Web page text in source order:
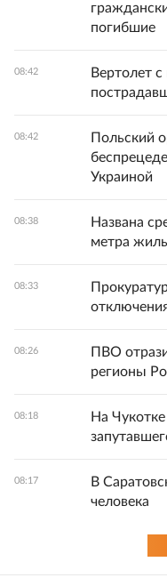
погибшие
08:42
Вертолет
08:42
Польский
Украиной
08:38
Названа
метра
08:33
08:26
ПВО
регионы
08:18
На
08:17
В
человека